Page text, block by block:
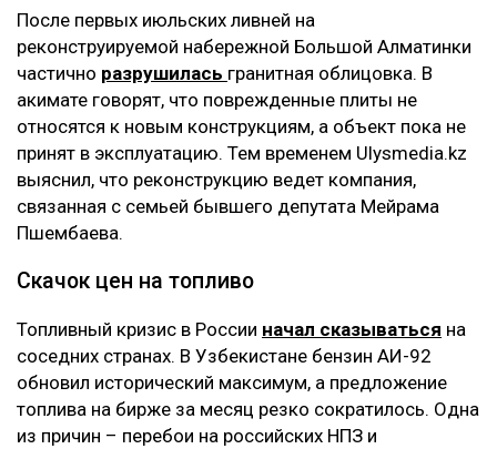
После первых июльских ливней на
реконструируемой набережной Большой Алматинки
частично разрушилась гранитная облицовка. В
акимате говорят, что поврежденные плиты не
относятся к новым конструкциям, а объект пока не
принят в эксплуатацию. Тем временем Ulysmedia.kz
выяснил, что реконструкцию ведет компания,
связанная с семьей бывшего депутата Мейрама
Пшембаева.
Скачок цен на топливо
Топливный кризис в России начал сказываться на
соседних странах. В Узбекистане бензин АИ-92
обновил исторический максимум, а предложение
топлива на бирже за месяц резко сократилось. Одна
из причин – перебои на российских НПЗ и